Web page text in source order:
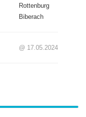
Rottenburg
Biberach
@ 17.05.2024